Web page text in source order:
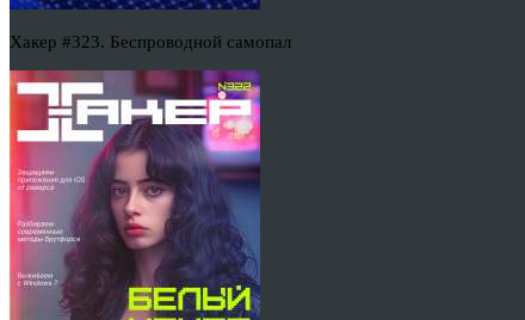
Хакер #323. Беспроводной самопал